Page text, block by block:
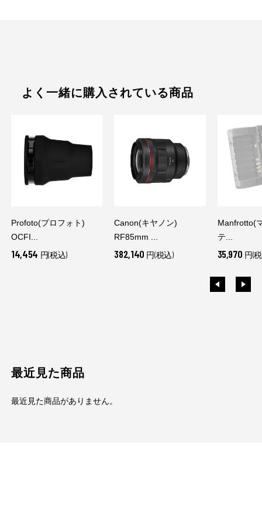
よく一緒に購入されている商品
Profoto(プロフォト)
OCFI...
14,454 円(税込)
Canon(キヤノン)
RF85mm ...
382,140 円(税込)
Manfrotto(
テ...
35,970 円(
最近見た商品
最近見た商品がありません。